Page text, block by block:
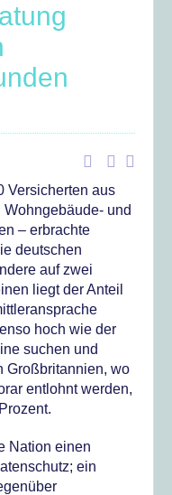
Versicherten aus
und
– erbrachte
deutschen
auf zwei
liegt der Anteil
hoch wie der
suchen und
Großbritannien, wo
entlohnt werden,
Nation einen
ein